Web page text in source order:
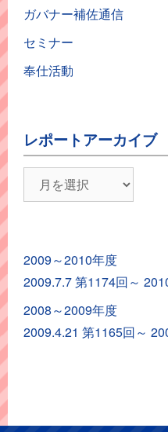
ガバナー補佐通信
セミナー
奉仕活動
レポートアーカイブ
ポ
ア
ー
カ
イ
2009～2010年度
2009.7.7 第1174回～
2008～2009年度
2009.4.21 第1165回～